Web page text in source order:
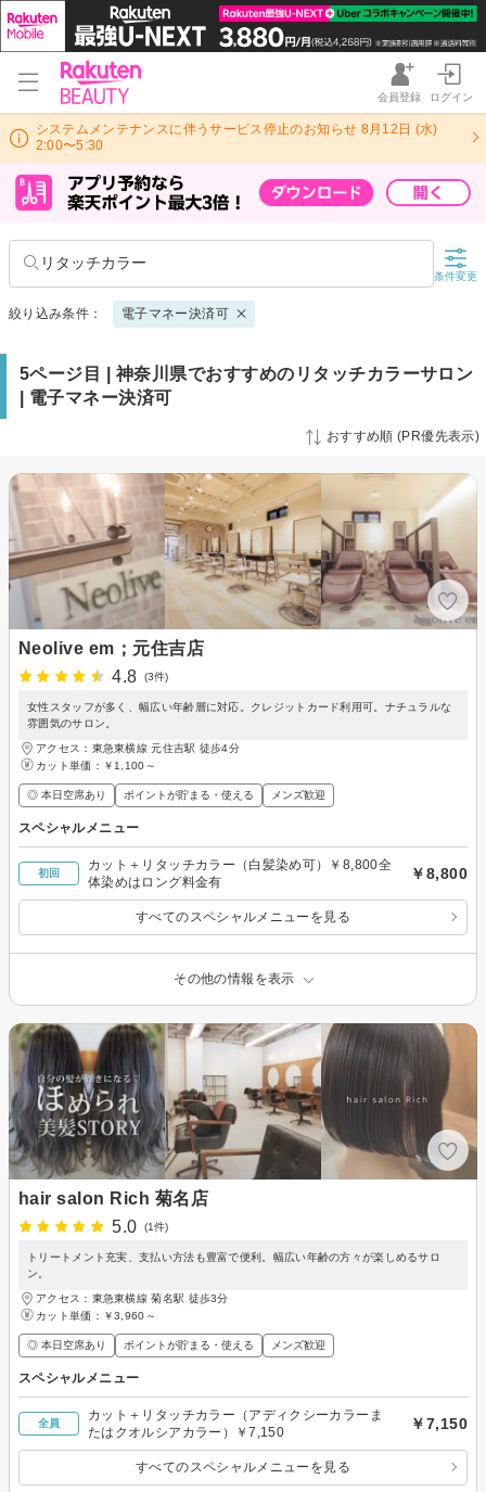
会員登録 ログイン
システムメンテナンスに伴うサービス停止のお知らせ 8月12日 (水)
2:00〜5:30
リタッチカラー
条件変更
絞り込み条件： 電子マネー決済可
5ページ目 | 神奈川県でおすすめのリタッチカラーサロン
| 電子マネー決済可
おすすめ順 (PR優先表示)
Neolive em；元住吉店
4.8
(3件)
女性スタッフが多く、幅広い年齢層に対応。クレジットカード利用可。ナチュラルな
雰囲気のサロン。
アクセス：東急東横線 元住吉駅 徒歩4分
カット単価： ￥1,100～
◎ 本日空席あり ポイントが貯まる・使える メンズ歓迎
スペシャルメニュー
初回
カット＋リタッチカラー（白髪染め可）￥8,800全
体染めはロング料金有
￥8,800
すべてのスペシャルメニューを見る
その他の情報を表示
hair salon Rich 菊名店
5.0
(1件)
トリートメント充実、支払い方法も豊富で便利。幅広い年齢の方々が楽しめるサロ
ン。
アクセス：東急東横線 菊名駅 徒歩3分
カット単価： ￥3,960～
◎ 本日空席あり ポイントが貯まる・使える メンズ歓迎
スペシャルメニュー
全員
カット＋リタッチカラー（アディクシーカラーま
たはクオルシアカラー）￥7,150
￥7,150
すべてのスペシャルメニューを見る